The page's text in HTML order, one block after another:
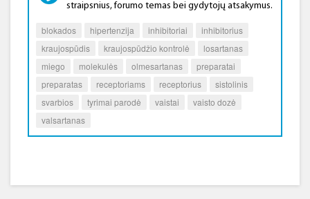
straipsnius, forumo temas bei gydytojų atsakymus.
blokados hipertenzija inhibitoriai
inhibitorius
kraujospūdis
kraujospūdžio kontrolė
losartanas
miego
molekulės olmesartanas
preparatai
preparatas
receptoriams receptorius
sistolinis
svarbios
tyrimai parodė vaistai
vaisto dozė
valsartanas